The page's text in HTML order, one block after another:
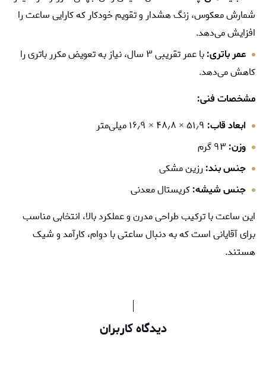
شمارش معکوس، زنگ هشدار و تقویم خودکار که کارایی ساعت را
افزایش می‌دهد.
عمر باتری:
با عمر تقریبی ۳ سال، نیاز به تعویض مکرر باتری را
کاهش می‌دهد.
مشخصات فنی:
ابعاد قاب:
وزن:
جنس بند:رزین مشکی
جنس شیشه:کریستال معدنی
این ساعت با ترکیب طراحی مدرن و عملکرد بالا، انتخابی مناسب
برای آقایانی است که به دنبال ساعتی با دوام، کارآمد و شیک
هستند.
دیدگاه کاربران